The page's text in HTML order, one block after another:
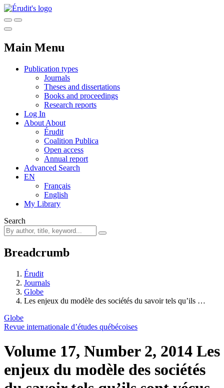
Main Menu
Publication types
Journals
Theses and dissertations
Books and proceedings
Research reports
Log In
About About
Érudit
Coalition Publica
Open access
Annual report
Advanced Search
EN
Français
English
My Library
Search
Breadcrumb
Érudit
Journals
Globe
Les enjeux du modèle des sociétés du savoir tels qu’ils …
Globe
Revue internationale d’études québécoises
Volume 17, Number 2, 2014 Les
enjeux du modèle des sociétés